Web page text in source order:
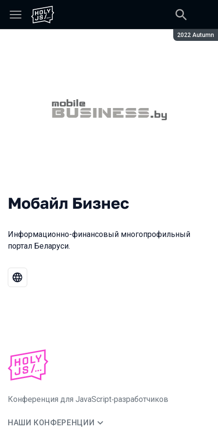
Сезон:
2022 Autumn
Мобайл Бизнес
Информационно-финансовый многопрофильный
портал Беларуси.
Конференция для JavaScript‑разработчиков
НАШИ КОНФЕРЕНЦИИ